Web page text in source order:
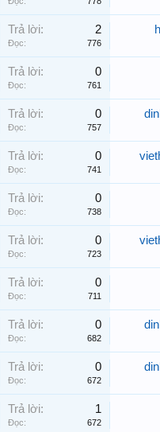
Trả lời: 2
Đọc: 776
Trả lời: 0
Đọc: 761
Trả lời: 0
Đọc: 757
Trả lời: 0
Đọc: 741
Trả lời: 0
Đọc: 738
Trả lời: 0
Đọc: 723
Trả lời: 0
Đọc: 711
Trả lời: 0
Đọc: 682
Trả lời: 0
Đọc: 672
Trả lời: 1
Đọc: 672